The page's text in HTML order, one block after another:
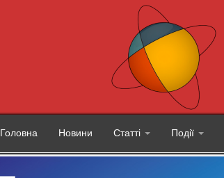
Головна Новини Статті Події